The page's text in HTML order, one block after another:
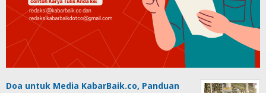
Doa untuk Media KabarBaik.co, Panduan